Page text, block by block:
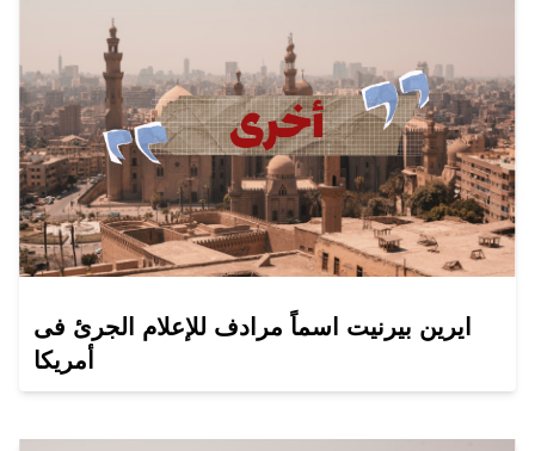
ايرين بيرنيت اسماً مرادف للإعلام الجرئ فى
أمريكا